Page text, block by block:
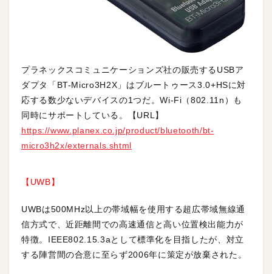
プラネックスコミュニケーションズ社の販売するUSBア
ダプタ「BT-Micro3H2X」はブルートゥース3.0+HSに対
応する数少ないデバイスの1つだ。Wi-Fi（802.11n）も
同時にサポートしている。【URL】
https://www.planex.co.jp/product/bluetooth/bt-
micro3h2x/externals.shtml
【UWB】
UWBは500MHz以上の帯域幅を使用する超広帯域無線通
信方式で、近距離間での高速通信と高い位置検出能力が
特徴。IEEE802.15.3aとして標準化を目指したが、対立
する陣営間の合意に至らず2006年に策定が放棄された。